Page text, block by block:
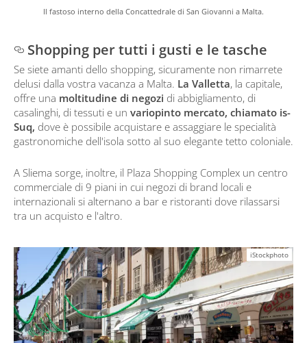
Il fastoso interno della Concattedrale di San Giovanni a Malta.
Shopping per tutti i gusti e le tasche
Se siete amanti dello shopping, sicuramente non rimarrete
delusi dalla vostra vacanza a Malta. La Valletta, la capitale,
offre una moltitudine di negozi di abbigliamento, di
casalinghi, di tessuti e un variopinto mercato, chiamato is-
Suq, dove è possibile acquistare e assaggiare le specialità
gastronomiche dell'isola sotto al suo elegante tetto coloniale.
A Sliema sorge, inoltre, il Plaza Shopping Complex un centro
commerciale di 9 piani in cui negozi di brand locali e
internazionali si alternano a bar e ristoranti dove rilassarsi
tra un acquisto e l'altro.
iStockphoto